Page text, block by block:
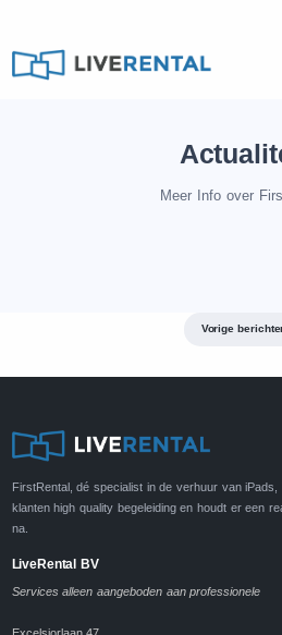
Meer Info over
Vorige
FirstRental, dé specialist in de verhuur van
klanten high quality begeleiding en houdt er een
na.
LiveRental BV
Services alleen aangeboden aan professionele